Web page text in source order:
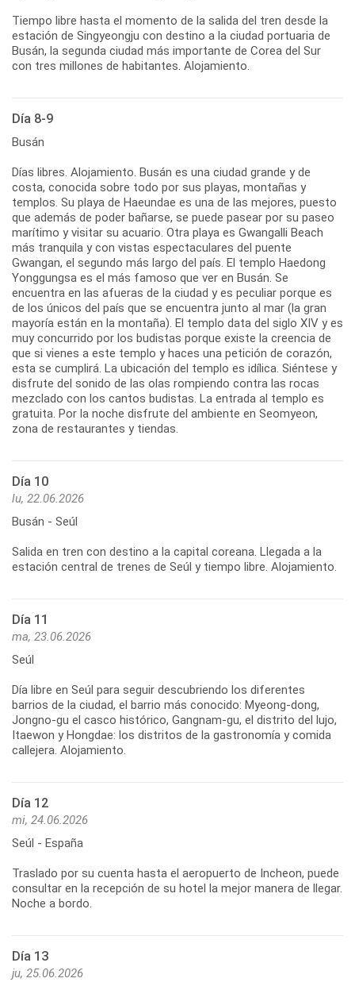
Tiempo libre hasta el momento de la salida del tren desde la
estación de Singyeongju con destino a la ciudad portuaria de
Busán, la segunda ciudad más importante de Corea del Sur
con tres millones de habitantes. Alojamiento.
Día 8-9
Busán
Días libres. Alojamiento. Busán es una ciudad grande y de
costa, conocida sobre todo por sus playas, montañas y
templos. Su playa de Haeundae es una de las mejores, puesto
que además de poder bañarse, se puede pasear por su paseo
marítimo y visitar su acuario. Otra playa es Gwangalli Beach
más tranquila y con vistas espectaculares del puente
Gwangan, el segundo más largo del país. El templo Haedong
Yonggungsa es el más famoso que ver en Busán. Se
encuentra en las afueras de la ciudad y es peculiar porque es
de los únicos del país que se encuentra junto al mar (la gran
mayoría están en la montaña). El templo data del siglo XIV y es
muy concurrido por los budistas porque existe la creencia de
que si vienes a este templo y haces una petición de corazón,
esta se cumplirá. La ubicación del templo es idílica. Siéntese y
disfrute del sonido de las olas rompiendo contra las rocas
mezclado con los cantos budistas. La entrada al templo es
gratuita. Por la noche disfrute del ambiente en Seomyeon,
zona de restaurantes y tiendas.
Día 10
lu, 22.06.2026
Busán - Seúl
Salida en tren con destino a la capital coreana. Llegada a la
estación central de trenes de Seúl y tiempo libre. Alojamiento.
Día 11
ma, 23.06.2026
Seúl
Día libre en Seúl para seguir descubriendo los diferentes
barrios de la ciudad, el barrio más conocido: Myeong-dong,
Jongno-gu el casco histórico, Gangnam-gu, el distrito del lujo,
Itaewon y Hongdae: los distritos de la gastronomía y comida
callejera. Alojamiento.
Día 12
mi, 24.06.2026
Seúl - España
Traslado por su cuenta hasta el aeropuerto de Incheon, puede
consultar en la recepción de su hotel la mejor manera de llegar.
Noche a bordo.
Día 13
ju, 25.06.2026